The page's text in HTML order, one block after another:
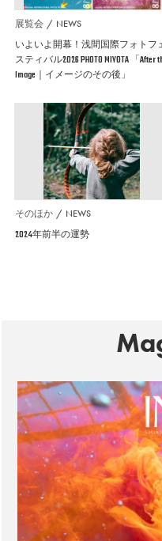
展覧会 NEWS
いよいよ開幕！浅間国際フォトフ
スティバル2026 PHOTO MIYOTA 「After
Image｜イメージのその後」
そのほか NEWS
2024年前半の運勢